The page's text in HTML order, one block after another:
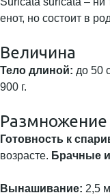
енот, но состоит в
Величина
Тело длиной: до 50
900 г.
Размножение
Готовность к
возрасте. Брачные
Вынашивание: 2,5